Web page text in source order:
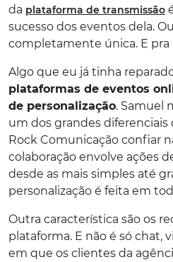
da plataforma de transmissão
sucesso dos eventos dela.
completamente única. E pra
Algo que eu já tinha
plataformas de eventos
de personalização. Samuel
um dos grandes diferenciais
Rock Comunicação confiar
colaboração envolve ações
desde as mais simples até
personalização é feita em
Outra característica são os
plataforma. E não é só chat,
em que os clientes da